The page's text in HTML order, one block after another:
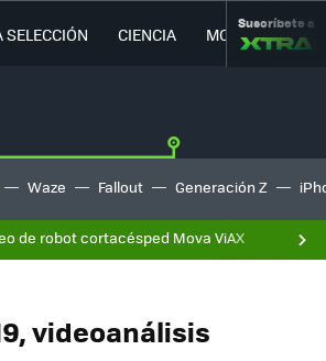
SELECCIÓN CIENCIA MOVILIDAD
Suscríbete a
Waze Fallout Generación Z
de robot cortacésped Mova ViAX
videoanálisis